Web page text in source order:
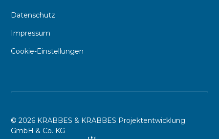
Datenschutz
Impressum
Cookie-Einstellungen
©2026 KRABBES & KRABBES Projektentwicklung
GmbH & Co. KG